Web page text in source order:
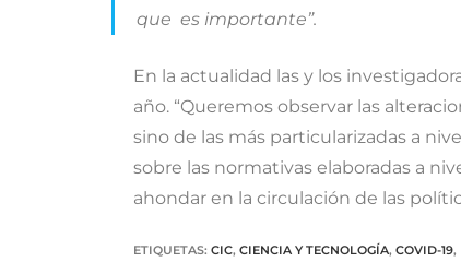
que es importante”.
En la actualidad las y los
año. “Queremos observar las
sino de las más particularizadas a
sobre las normativas elaboradas a
ahondar en la circulación de las
ETIQUETAS: CIC, CIENCIA Y TECNOLOGÍA, COVID-19,